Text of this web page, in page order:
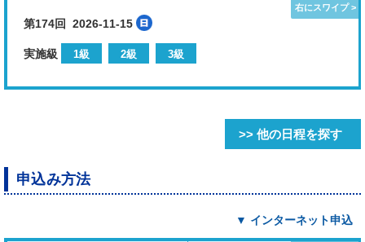
第174回 2026-11-15
実施級 1級 2級 3級
>> 他の日程を探す
申込み方法
▼ インターネット申込